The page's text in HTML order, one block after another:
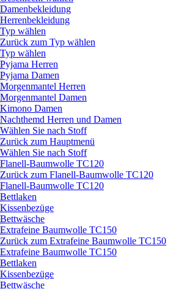
Damenbekleidung
Herrenbekleidung
Typ wählen
Zurück zum Typ wählen
Typ wählen
Pyjama Herren
Pyjama Damen
Morgenmantel Herren
Morgenmantel Damen
Kimono Damen
Nachthemd Herren und Damen
Wählen Sie nach Stoff
Zurück zum Hauptmenü
Wählen Sie nach Stoff
Flanell-Baumwolle TC120
Zurück zum Flanell-Baumwolle TC120
Flanell-Baumwolle TC120
Bettlaken
Kissenbezüge
Bettwäsche
Extrafeine Baumwolle TC150
Zurück zum Extrafeine Baumwolle TC150
Extrafeine Baumwolle TC150
Bettlaken
Kissenbezüge
Bettwäsche